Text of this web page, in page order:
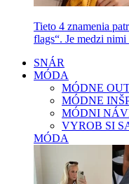
Tieto 4 znamenia
flags“. Je medzi nimi
SNÁR
MÓDA
MÓDNE
MÓDNE
MÓDNI
VYROB SI
MÓDA